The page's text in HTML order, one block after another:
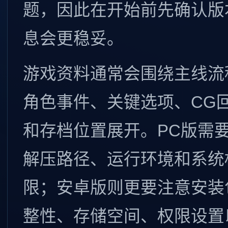
题，因此在开始前先确认
息会更稳妥。
游戏资料通常会围绕主线
角色事件、关键选项、CG
和存档位置展开。PC版需
解压路径、运行环境和系
限；安卓版则更要注意安
整性、存储空间、权限设